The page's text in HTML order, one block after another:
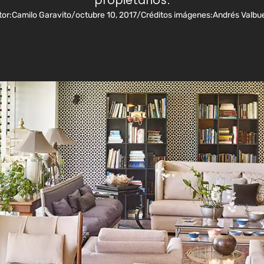
Camilo Garavito/octubre 10, 2017/Créditos imágenes:Andrés